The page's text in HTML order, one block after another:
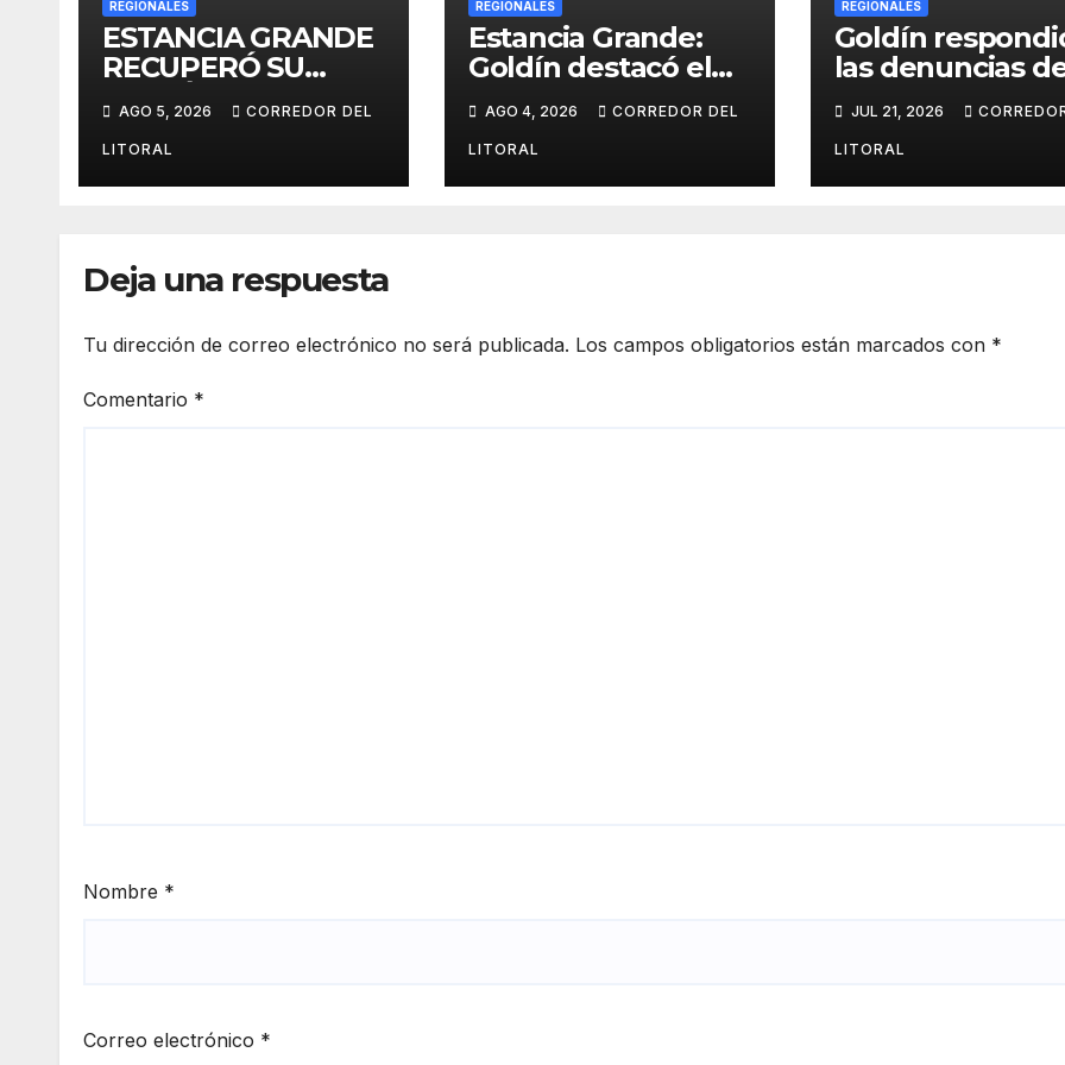
REGIONALES
ESTANCIA GRANDE
RECUPERÓ SU
CAMIÓN
ATMOSFÉRICO Y
MEJORARÁ EL
SERVICIO DE
AGO 5, 2026 CORREDOR DEL
LITORAL
REGIONALES
Estancia Grande:
Goldín destacó el
crecimiento del
municipio, anunció
nuevas obras y
defendió su gestión
AGO 4, 2026 CORREDOR DEL
LITORAL
REGIONALES
Goldín
las denuncias
Lladós y
transparencia
gestión
JUL 21, 2026
LITORAL
Deja una respuesta
Tu dirección de correo electrónico no será publicada. Los campos obligatorios están marcados con *
Comentario *
Nombre *
Correo electrónico *